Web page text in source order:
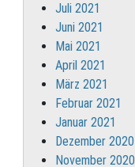
Juli 2021
Juni 2021
Mai 2021
April 2021
März 2021
Februar 2021
Januar 2021
Dezember 2020
November 2020